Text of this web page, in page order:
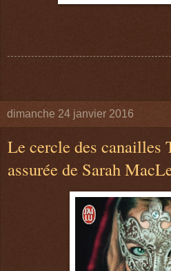
dimanche 24 janvier 2016
Le cercle des canailles
assurée de Sarah